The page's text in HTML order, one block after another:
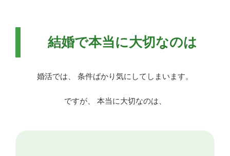
結婚で本当に大切なのは
婚活では、 条件ばかり気にしてしまいます。
ですが、 本当に大切なのは、